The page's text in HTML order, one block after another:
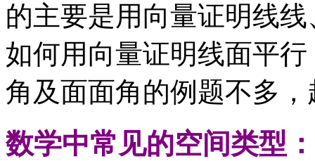
的主要是用向量证明线
如何用向量证明线面平
角及面面角的例题不多
数学中常见的空间类型：